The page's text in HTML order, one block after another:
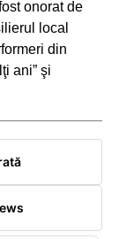
onorat de
local
din
ani” şi